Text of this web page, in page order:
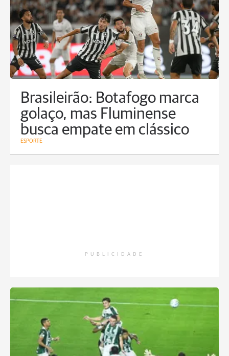
Brasileirão: Botafogo marca
golaço, mas Fluminense
busca empate em clássico
ESPORTE
PUBLICIDADE